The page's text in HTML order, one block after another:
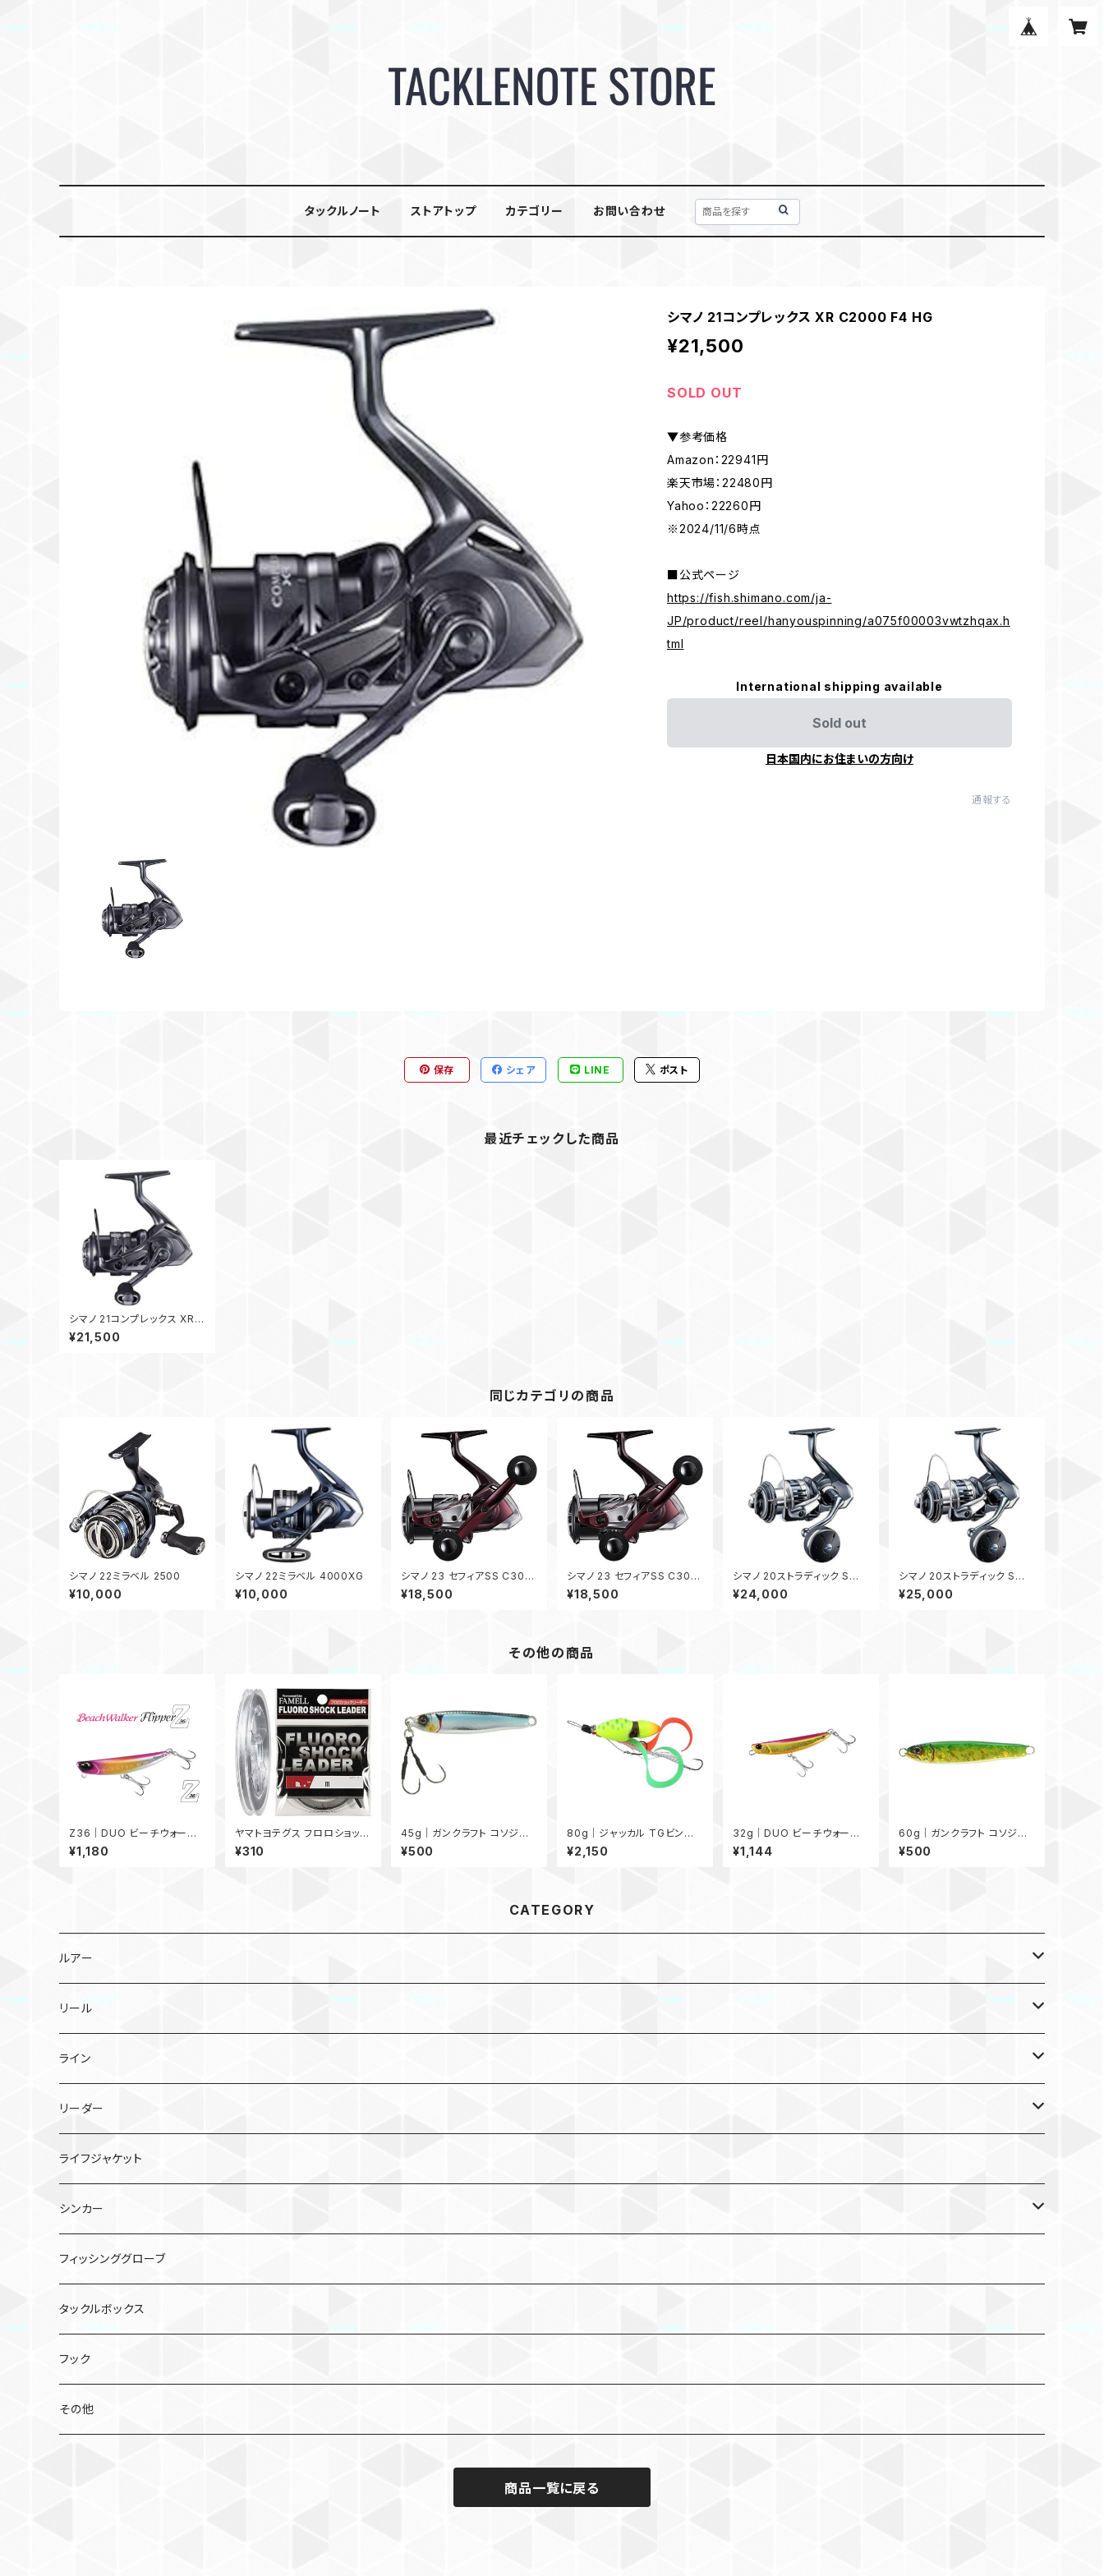
タックルノート ストアトップ カテゴリー お問い合わせ
シマノ 21コンプレックス XR C2000 F4 HG
¥21,500
SOLD OUT
▼参考価格
Amazon：22941円
楽天市場：22480円
Yahoo：22260円
※2024/11/6時点
■公式ページ
https://fish.shimano.com/ja-
JP/product/reel/hanyouspinning/a075f00003vwtzhqax.h
tml
International shipping available
Sold out
日本国内にお住まいの方向け
通報する
保存 シェア LINE ポスト
最近チェックした商品
シマノ 21コンプレックス XR
C2000 F4 HG
¥21,500
同じカテゴリの商品
シマノ 22ミラベル 2500
¥10,000
シマノ 22ミラベル 4000XG
¥10,000
シマノ 23 セフィアSS C300
0SDH
¥18,500
シマノ 23 セフィアSS C300
0SDHHG
¥18,500
シマノ 20ストラディック SW
6000XG
¥24,000
シマノ 20ストラディック SW
6000HG
¥25,000
その他の商品
Z36｜DUO ビーチウォーカ
ー フリッパー Z36
¥1,180
ヤマトヨテグス フロロショック
リーダー
¥310
45g｜ガンクラフト コソジグ
ミニ 45g
¥500
80g｜ジャッカル TGビンビ
ンスイッチ アマダイSpecial
80g
¥2,150
32g｜DUO ビーチウォーカ
ー フリッパー 32g
¥1,144
60g｜ガンクラフト コソジグ
60g
¥500
CATEGORY
ルアー
メタルジグ
TGトウキチロウ
TGライダー
コソジグ ミニ
ビンビンメタルTG タイプスロー
タイラバ
TGビンビンスイッチ
TGビンビンスイッチ キャンディ
ポッパー
バイブレーション
エギ
クリンチ フラッシュブースト
虫系
ワーム
ミノー／シャッド
スピナーベイト
リール
スピニングリール
ベイトリール
ライン
PEライン
シーガー PE X8
シーガー PEX8 ルアーエディション
リーダー
シーガー グランドマックスFX
ライフジャケット
シンカー
バレットシンカー
ビフテキシンカー
2WAY SINKER TG
フィッシンググローブ
タックルボックス
フック
その他
商品一覧に戻る